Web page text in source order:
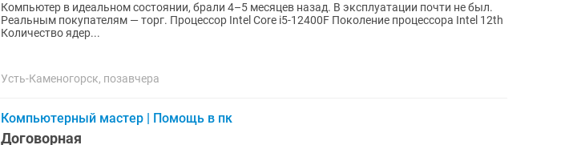
Компьютер в идеальном состоянии, брали 4–5 месяцев назад. В эксплуатации почти не был.
Реальным покупателям — торг. Процессор Intel Core i5-12400F Поколение процессора Intel 12th
Количество ядер...
Усть-Каменогорск, позавчера
Компьютерный мастер | Помощь в пк
Договорная